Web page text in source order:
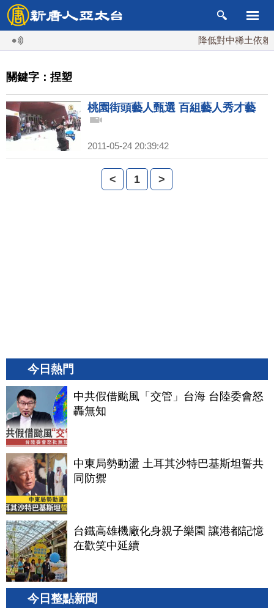
降低對中稀土依賴
關鍵字：捏塑
桃園街頭藝人甄選 百組藝人秀才藝
2011-05-24 20:39:42
< 1 >
今日熱門
中共假借颱風「交管」台海 台陸委會怒
轟無知
中東局勢動盪 土耳其沙特巴基斯坦誓共
同防禦
台鐵高雄機廠化身親子樂園 讓港都記憶
在歡笑中延續
今日整點新聞